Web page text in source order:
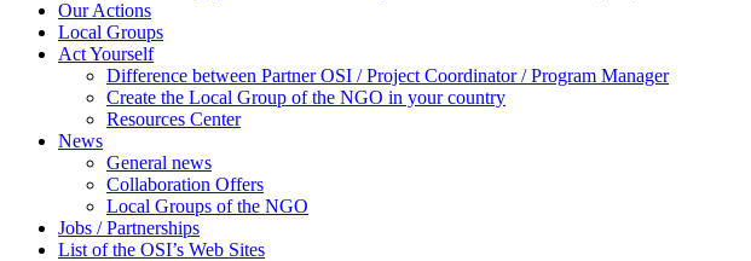
Our Actions
Local Groups
Act Yourself
Difference between Partner OSI / Project Coordinator / Program Manager
Create the Local Group of the NGO in your country
Resources Center
News
General news
Collaboration Offers
Local Groups of the NGO
Jobs / Partnerships
List of the OSI’s Web Sites